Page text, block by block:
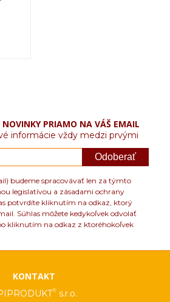
NOVINKY PRIAMO NA VÁŠ EMAIL
informácie vždy medzi prvými
Odoberať
budeme spracovávať len za týmto
legislatívou a zásadami ochrany
potvrdíte kliknutím na odkaz, ktorý
Súhlas môžete kedykoľvek odvolať
kliknutím na odkaz z ktoréhokoľvek
KONTAKT
® s.r.o.